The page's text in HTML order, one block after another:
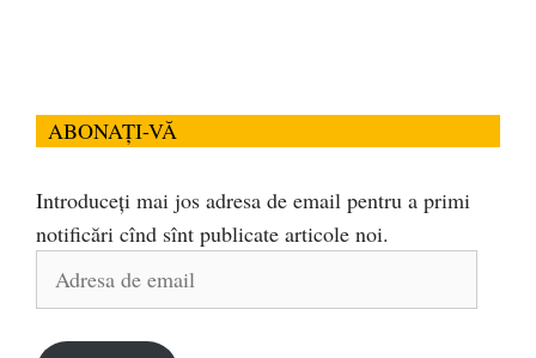
ABONAȚI-VĂ
Introduceți mai jos adresa de email pentru a primi
notificări cînd sînt publicate articole noi.
Adresa